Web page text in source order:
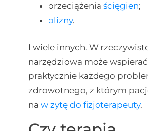
przeciążenia ścięgien;
blizny.
I wiele innych. W
narzędziowa może
praktycznie każdego
zdrowotnego, z którym
na wizytę do fizjoterapeuty.